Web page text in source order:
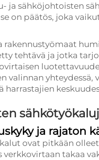
ja sähköjohtoisten
on päätös, joka
rakennustyömaat
tehtävä ja jotka
valinnan
ja rajaton
ovat pitkään
verkkovirtaan takaa